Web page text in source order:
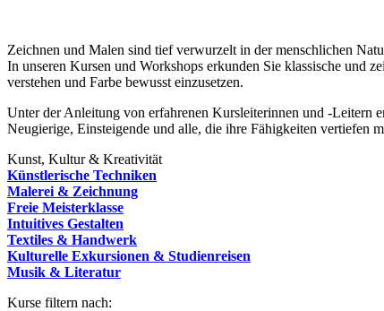
Zeichnen und Malen sind tief verwurzelt in der menschlichen
In unseren Kursen und Workshops erkunden Sie klassische und
verstehen und Farbe bewusst einzusetzen.
Unter der Anleitung von erfahrenen Kursleiterinnen und -Leitern
Neugierige, Einsteigende und alle, die ihre Fähigkeiten vertiefen
Kunst, Kultur & Kreativität
Künstlerische Techniken
Malerei & Zeichnung
Freie Meisterklasse
Intuitives Gestalten
Textiles & Handwerk
Kulturelle Exkursionen & Studienreisen
Musik & Literatur
Kurse filtern nach: